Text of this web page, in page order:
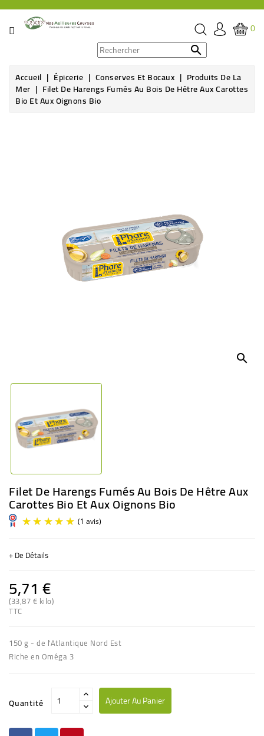
CATÉGORIE
ÉPICERIE
0

Accueil Épicerie Conserves Et Bocaux Produits De La
Mer Filet De Harengs Fumés Au Bois De Hêtre Aux Carottes
Bio Et Aux Oignons Bio
search
Filet De Harengs Fumés Au Bois De Hêtre Aux
Carottes Bio Et Aux Oignons Bio
+ De Détails
5,71 €
(33,87 € kilo)
TTC
150 g - de l'Atlantique Nord Est
Riche en Oméga 3
Quantité Ajouter Au Panier